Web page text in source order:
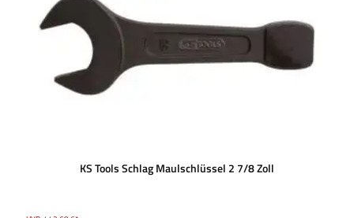
KS Tools Schlag Maulschlüssel 2 7/8 Zoll